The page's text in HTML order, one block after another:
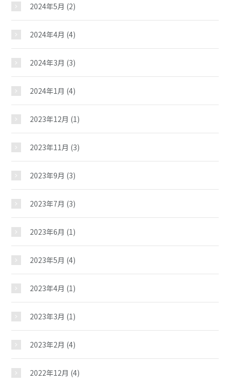
米丸児童館
おしらせ
じどうかんだより
イベント
施設紹介
教室紹介
夢ステーション
児童クラブ
2024年5月 (2)
2024年4月 (4)
2024年3月 (3)
2024年1月 (4)
2023年12月 (1)
2023年11月 (3)
2023年9月 (3)
2023年7月 (3)
2023年6月 (1)
2023年5月 (4)
2023年4月 (1)
2023年3月 (1)
2023年2月 (4)
2022年12月 (4)